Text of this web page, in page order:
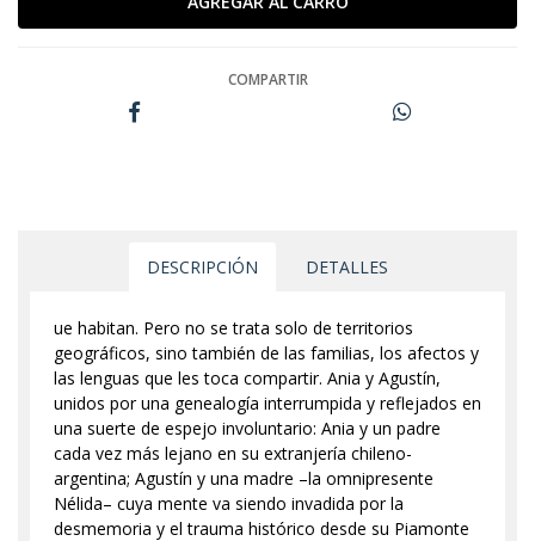
COMPARTIR
DESCRIPCIÓN DETALLES
ue habitan. Pero no se trata solo de territorios
geográficos, sino también de las familias, los afectos y
las lenguas que les toca compartir. Ania y Agustín,
unidos por una genealogía interrumpida y reflejados en
una suerte de espejo involuntario: Ania y un padre
cada vez más lejano en su extranjería chileno-
argentina; Agustín y una madre –la omnipresente
Nélida– cuya mente va siendo invadida por la
desmemoria y el trauma histórico desde su Piamonte